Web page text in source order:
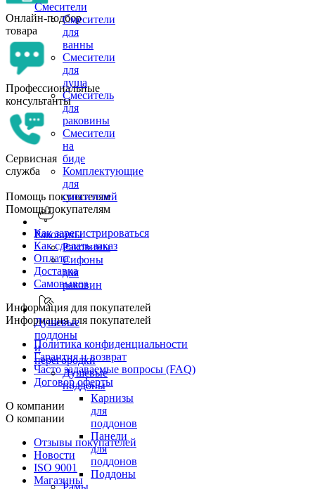
Смесители
Смесители
для
ванны
Смесители
для
душа
Смеситель
для
раковины
Смесители
на
биде
Комплектующие
для
смесителей
Раковины
Раковины
Сифоны
для
раковин
Душевые
поддоны
и
перегородки
Душевые
поддоны
Карнизы
для
поддонов
Панели
для
поддонов
Поддоны
Онлайн-подбор
товара
Профессиональные
консультанты
Сервисная
служба
Помощь покупателям
Помощь покупателям
Как зарегистрироваться
Как сделать заказ
Оплата
Доставка
Самовывоз
Информация для покупателей
Информация для покупателей
Политика конфиденциальности
Гарантия и возврат
Часто задаваемые вопросы (FAQ)
Договор оферты
О компании
О компании
Отзывы покупателей
Новости
ISO 9001
Магазины